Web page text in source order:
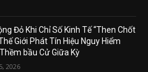
Đỏ Khi Chỉ Số Kinh Tế “Then Chốt
Giới Phát Tín Hiệu Nguy Hiểm
bầu Cử Giữa Kỳ
2026